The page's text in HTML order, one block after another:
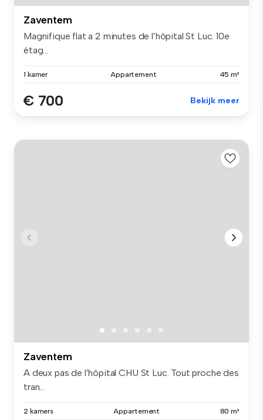
Zaventem
Magnifique flat a 2 minutes de l’hôpital St Luc. 10e
étag...
1 kamer Appartement 45 m²
€ 700 Bekijk meer
Zaventem
A deux pas de l’hôpital CHU St Luc. Tout proche des
tran...
2 kamers Appartement 80 m²